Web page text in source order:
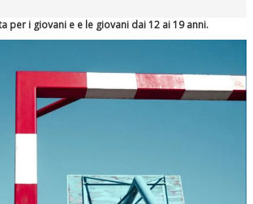
per i giovani e e le giovani dai 12 ai 19 anni.